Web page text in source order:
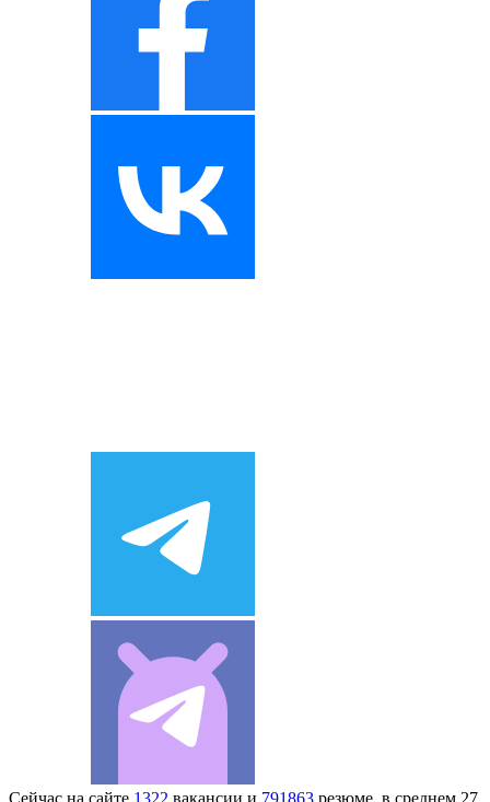
Сейчас на сайте 1322 вакансии и 791863 резюме, в среднем 27